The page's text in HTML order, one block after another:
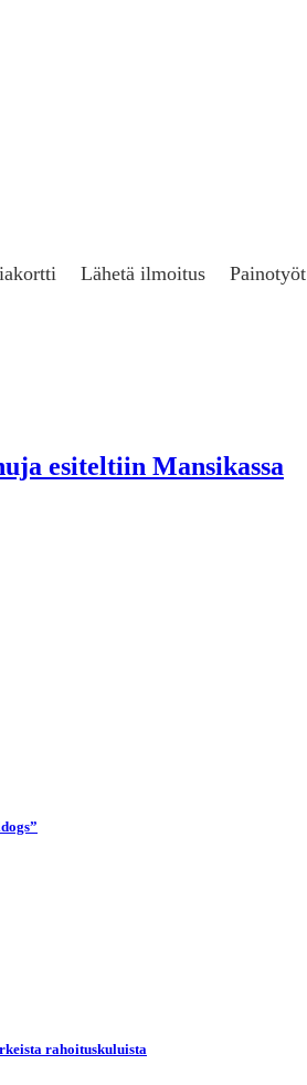
Lähetä ilmoitus Painotyöt
esiteltiin Mansikassa
rahoituskuluista